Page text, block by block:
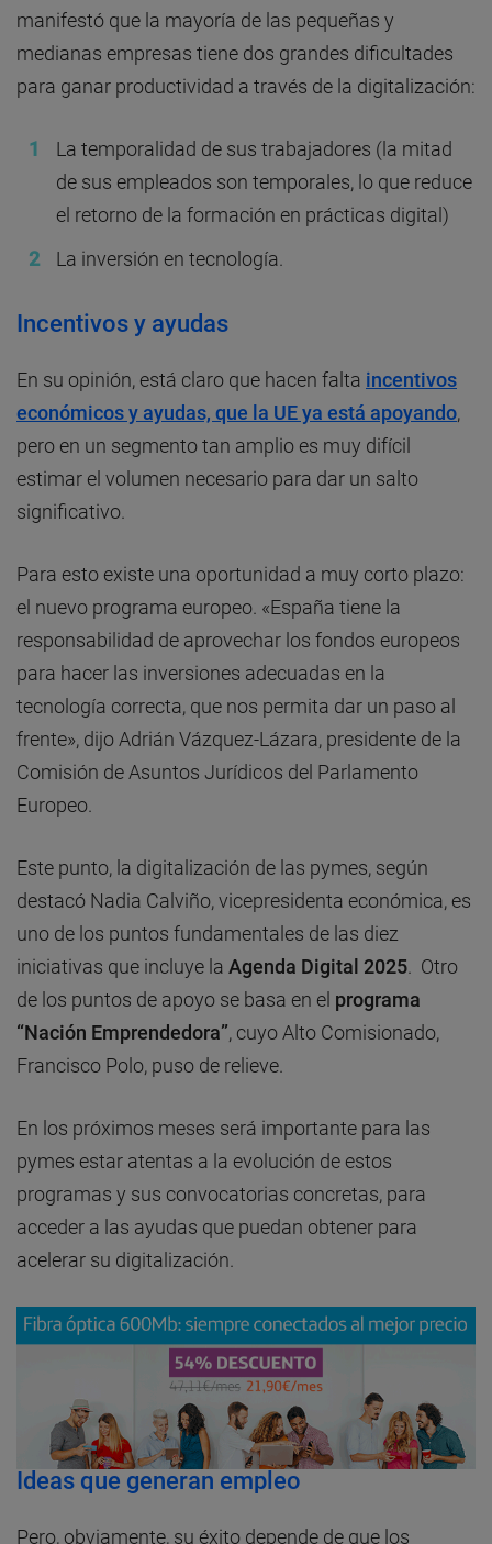
manifestó que la mayoría de las pequeñas y
medianas empresas tiene dos grandes dificultades
para ganar productividad a través de la digitalización:
La temporalidad de sus trabajadores (la mitad
de sus empleados son temporales, lo que reduce
el retorno de la formación en prácticas digital)
La inversión en tecnología.
Incentivos y ayudas
En su opinión, está claro que hacen falta incentivos
económicos y ayudas, que la UE ya está apoyando,
pero en un segmento tan amplio es muy difícil
estimar el volumen necesario para dar un salto
significativo.
Para esto existe una oportunidad a muy corto plazo:
el nuevo programa europeo. «España tiene la
responsabilidad de aprovechar los fondos europeos
para hacer las inversiones adecuadas en la
tecnología correcta, que nos permita dar un paso al
frente», dijo Adrián Vázquez-Lázara, presidente de la
Comisión de Asuntos Jurídicos del Parlamento
Europeo.
Este punto, la digitalización de las pymes, según
destacó Nadia Calviño, vicepresidenta económica, es
uno de los puntos fundamentales de las diez
iniciativas que incluye la Agenda Digital 2025 . Otro
de los puntos de apoyo se basa en el programa
“Nación Emprendedora”, cuyo Alto Comisionado,
Francisco Polo, puso de relieve.
En los próximos meses será importante para las
pymes estar atentas a la evolución de estos
programas y sus convocatorias concretas, para
acceder a las ayudas que puedan obtener para
acelerar su digitalización.
Ideas que generan empleo
Pero, obviamente, su éxito depende de que los